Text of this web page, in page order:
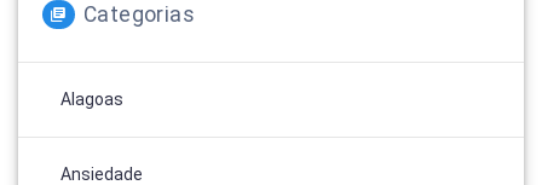
Categorias
Alagoas
Ansiedade